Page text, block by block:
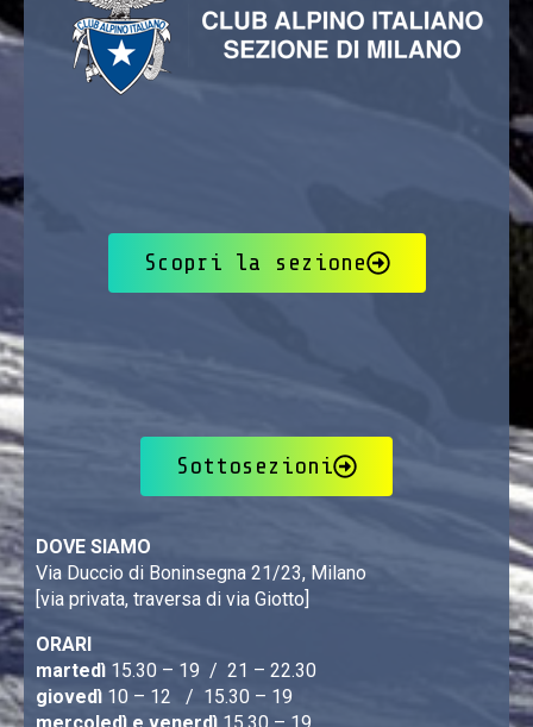
Scopri la sezione
Sottosezioni
DOVE SIAMO
Via Duccio di Boninsegna 21/23, Milano
[via privata, traversa di via Giotto]
ORARI
martedì 15.30 – 19 / 21 – 22.30
giovedì 10 – 12 / 15.30 – 19